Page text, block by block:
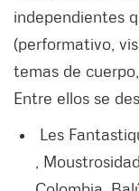
independientes
(performativo,
temas de
Entre ellos se
Les
,